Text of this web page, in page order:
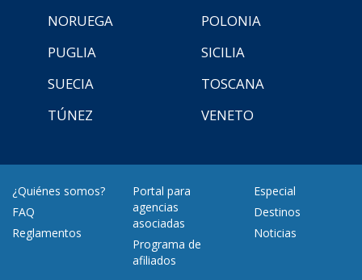
NORUEGA
POLONIA
PUGLIA
SICILIA
SUECIA
TOSCANA
TÚNEZ
VENETO
¿Quiénes somos?
FAQ
Reglamentos
Portal para
agencias
asociadas
Programa de
afiliados
Especial
Destinos
Noticias